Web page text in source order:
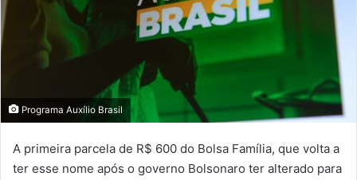
Programa Auxílio Brasil
A primeira parcela de R$ 600 do Bolsa Família, que volta a
ter esse nome após o governo Bolsonaro ter alterado para